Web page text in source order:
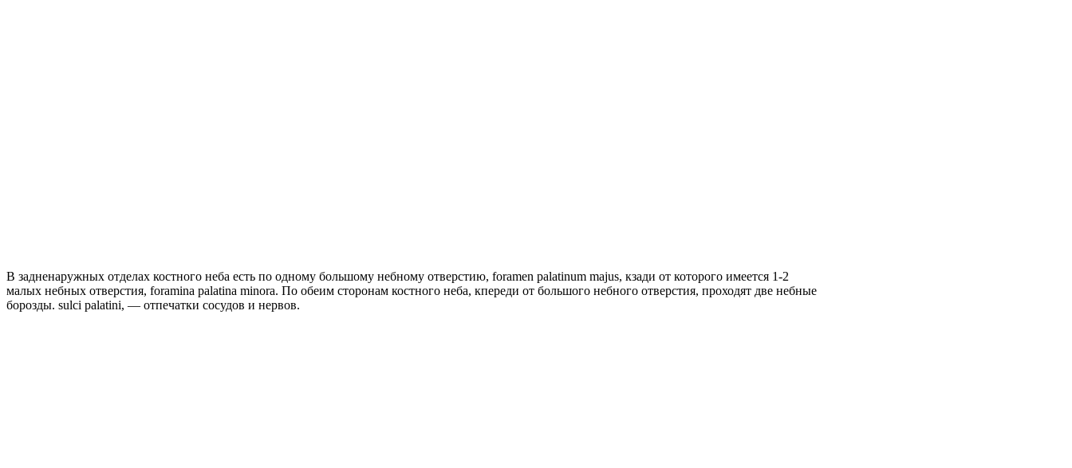
В задненаружных отделах костного неба есть по одному большому небному отверстию, foramen palatinum majus, кзади от которого имеется 1-2
малых небных отверстия, foramina palatina minora. По обеим сторонам костного неба, кпереди от большого небного отверстия, проходят две небные
борозды. sulci palatini, — отпечатки сосудов и нервов.